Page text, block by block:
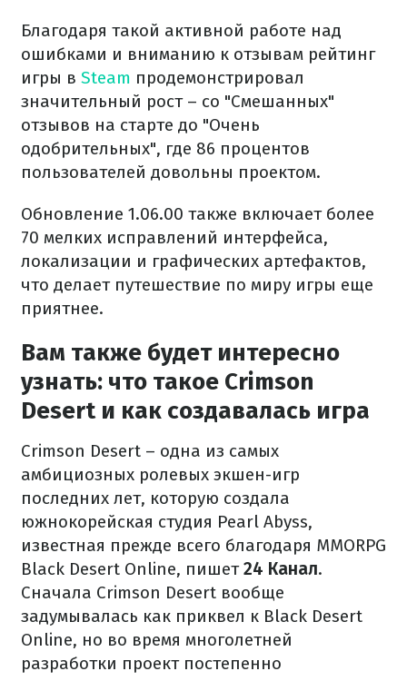
Благодаря такой активной работе над
ошибками и вниманию к отзывам рейтинг
игры в Steam продемонстрировал
значительный рост – со "Смешанных"
отзывов на старте до "Очень
одобрительных", где 86 процентов
пользователей довольны проектом.
Обновление 1.06.00 также включает более
70 мелких исправлений интерфейса,
локализации и графических артефактов,
что делает путешествие по миру игры еще
приятнее.
Вам также будет интересно
узнать: что такое Crimson
Desert и как создавалась игра
Crimson Desert – одна из самых
амбициозных ролевых экшен-игр
последних лет, которую создала
южнокорейская студия Pearl Abyss,
известная прежде всего благодаря MMORPG
Black Desert Online, пишет24 Канал.
Сначала Crimson Desert вообще
задумывалась как приквел к Black Desert
Online, но во время многолетней
разработки проект постепенно